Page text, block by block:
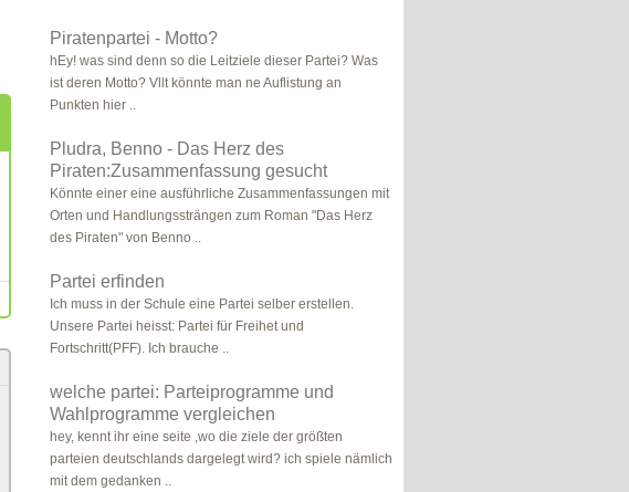
Piratenpartei - Motto?
hEy! was sind denn so die Leitziele dieser Partei? Was
ist deren Motto? Vllt könnte man ne Auflistung an
Punkten hier ..
Pludra, Benno - Das Herz des
Piraten:Zusammenfassung gesucht
Könnte einer eine ausführliche Zusammenfassungen mit
Orten und Handlungssträngen zum Roman "Das Herz
des Piraten" von Benno ..
Partei erfinden
Ich muss in der Schule eine Partei selber erstellen.
Unsere Partei heisst: Partei für Freihet und
Fortschritt(PFF). Ich brauche ..
welche partei: Parteiprogramme und
Wahlprogramme vergleichen
hey, kennt ihr eine seite ,wo die ziele der größten
parteien deutschlands dargelegt wird? ich spiele nämlich
mit dem gedanken ..